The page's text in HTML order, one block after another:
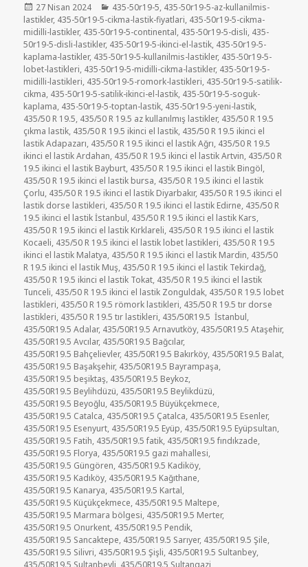
Yayın
tarihi
27 Nisan 2024 Kategoriler
435-50r19-5, 435-50r19-5-az-kullanilmis-
lastikler, 435-50r19-5-cikma-lastik-fiyatlari, 435-50r19-5-cikma-
midilli-lastikler, 435-50r19-5-continental, 435-50r19-5-disli, 435-
50r19-5-disli-lastikler, 435-50r19-5-ikinci-el-lastik, 435-50r19-5-
kaplama-lastikler, 435-50r19-5-kullanilmis-lastikler, 435-50r19-5-
lobet-lastikleri, 435-50r19-5-midilli-cikma-lastikler, 435-50r19-5-
midilli-lastikleri, 435-50r19-5-romork-lastikleri, 435-50r19-5-satilik-
cikma, 435-50r19-5-satilik-ikinci-el-lastik, 435-50r19-5-soguk-
kaplama, 435-50r19-5-toptan-lastik, 435-50r19-5-yeni-lastik,
435/50 R 19.5, 435/50 R 19.5 az kullanılmış lastikler, 435/50 R 19.5
çıkma lastik, 435/50 R 19.5 ikinci el lastik, 435/50 R 19.5 ikinci el
lastik Adapazarı, 435/50 R 19.5 ikinci el lastik Ağrı, 435/50 R 19.5
ikinci el lastik Ardahan, 435/50 R 19.5 ikinci el lastik Artvin, 435/50 R
19.5 ikinci el lastik Bayburt, 435/50 R 19.5 ikinci el lastik Bingöl,
435/50 R 19.5 ikinci el lastik bursa, 435/50 R 19.5 ikinci el lastik
Çorlu, 435/50 R 19.5 ikinci el lastik Diyarbakır, 435/50 R 19.5 ikinci el
lastik dorse lastikleri, 435/50 R 19.5 ikinci el lastik Edirne, 435/50 R
19.5 ikinci el lastik İstanbul, 435/50 R 19.5 ikinci el lastik Kars,
435/50 R 19.5 ikinci el lastik Kırklareli, 435/50 R 19.5 ikinci el lastik
Kocaeli, 435/50 R 19.5 ikinci el lastik lobet lastikleri, 435/50 R 19.5
ikinci el lastik Malatya, 435/50 R 19.5 ikinci el lastik Mardin, 435/50
R 19.5 ikinci el lastik Muş, 435/50 R 19.5 ikinci el lastik Tekirdağ,
435/50 R 19.5 ikinci el lastik Tokat, 435/50 R 19.5 ikinci el lastik
Tunceli, 435/50 R 19.5 ikinci el lastik Zonguldak, 435/50 R 19.5 lobet
lastikleri, 435/50 R 19.5 römork lastikleri, 435/50 R 19.5 tır dorse
lastikleri, 435/50 R 19.5 tır lastikleri, 435/50R19.5 İstanbul,
435/50R19.5 Adalar, 435/50R19.5 Arnavutköy, 435/50R19.5 Ataşehir,
435/50R19.5 Avcılar, 435/50R19.5 Bağcılar,
435/50R19.5 Bahçelievler, 435/50R19.5 Bakırköy, 435/50R19.5 Balat,
435/50R19.5 Başakşehir, 435/50R19.5 Bayrampaşa,
435/50R19.5 beşiktaş, 435/50R19.5 Beykoz,
435/50R19.5 Beylihdüzü, 435/50R19.5 Beylikdüzü,
435/50R19.5 Beyoğlu, 435/50R19.5 Büyükçekmece,
435/50R19.5 Catalca, 435/50R19.5 Çatalca, 435/50R19.5 Esenler,
435/50R19.5 Esenyurt, 435/50R19.5 Eyüp, 435/50R19.5 Eyüpsultan,
435/50R19.5 Fatih, 435/50R19.5 fatik, 435/50R19.5 fındıkzade,
435/50R19.5 Florya, 435/50R19.5 gazi mahallesi,
435/50R19.5 Güngören, 435/50R19.5 Kadiköy,
435/50R19.5 Kadıköy, 435/50R19.5 Kağıthane,
435/50R19.5 Kanarya, 435/50R19.5 Kartal,
435/50R19.5 Küçükçekmece, 435/50R19.5 Maltepe,
435/50R19.5 Marmara bölgesi, 435/50R19.5 Merter,
435/50R19.5 Onurkent, 435/50R19.5 Pendik,
435/50R19.5 Sancaktepe, 435/50R19.5 Sarıyer, 435/50R19.5 Şile,
435/50R19.5 Silivri, 435/50R19.5 Şişli, 435/50R19.5 Sultanbey,